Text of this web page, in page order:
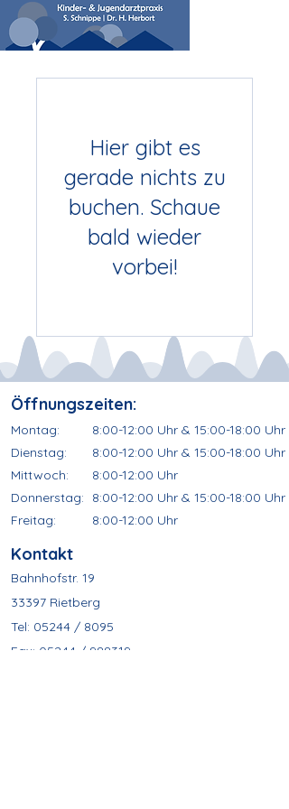
Hier gibt es
gerade nichts zu
buchen. Schaue
bald wieder
vorbei!
Öffnungszeiten:
Montag:
Dienstag:
Mittwoch:
Donnerstag:
Freitag:
8:00-12:00 Uhr & 15:00-18:00 Uhr
8:00-12:00 Uhr & 15:00-18:00 Uhr
8:00-12:00 Uhr
8:00-12:00 Uhr & 15:00-18:00 Uhr
8:00-12:00 Uhr
Kontakt
Bahnhofstr. 19
33397 Rietberg
Tel: 05244 / 8095
Fax: 05244 / 988319